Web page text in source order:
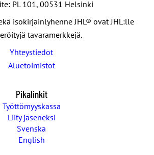
PL 101, 00531 Helsinki
isokirjainlyhenne JHL® ovat JHL:lle
tavaramerkkejä.
Yhteystiedot
Aluetoimistot
Pikalinkit
Työttömyyskassa
Liity jäseneksi
Svenska
English